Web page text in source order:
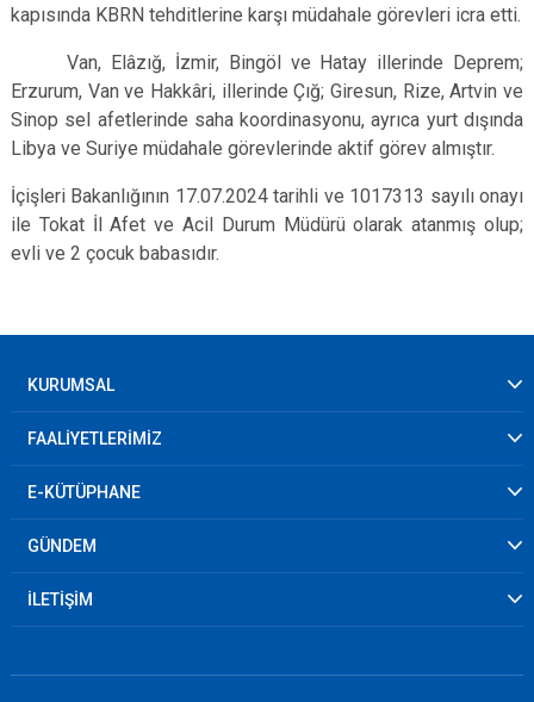
kapısında KBRN tehditlerine karşı müdahale görevleri icra etti.
Van, Elâzığ, İzmir, Bingöl ve Hatay illerinde Deprem;
Erzurum, Van ve Hakkâri, illerinde Çığ; Giresun, Rize, Artvin ve
Sinop sel afetlerinde saha koordinasyonu, ayrıca yurt dışında
Libya ve Suriye müdahale görevlerinde aktif görev almıştır.
İçişleri Bakanlığının 17.07.2024 tarihli ve 1017313 sayılı onayı
ile Tokat İl Afet ve Acil Durum Müdürü olarak atanmış olup;
evli ve 2 çocuk babasıdır.
KURUMSAL
FAALİYETLERİMİZ
E-KÜTÜPHANE
GÜNDEM
İLETİŞİM